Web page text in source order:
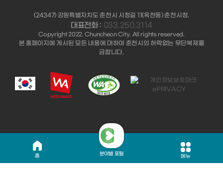
홈 분야별 포털 메뉴
(24347) 강원특별자치도 춘천시 시청길 11(옥천동) 춘천시청.
대표전화 : 033.250.3114
Copyright 2022. Chuncheon City. All rights reserved.
본 홈페이지에 게시된 모든 내용에 대하여 춘천시의 허락없는 무단복제를
금합니다.